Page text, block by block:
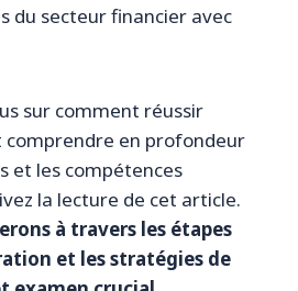
du secteur financier avec
sur comment réussir
comprendre en profondeur
et les compétences
la lecture de cet article.
à travers les étapes
et les stratégies de